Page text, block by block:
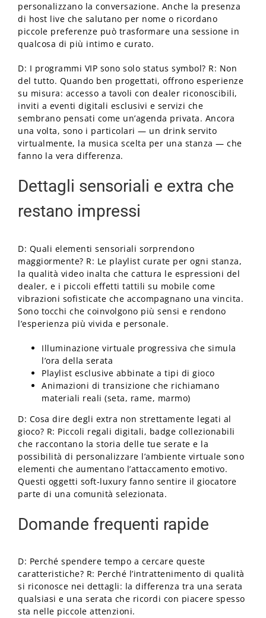
personalizzano la conversazione. Anche la presenza
di host live che salutano per nome o ricordano
piccole preferenze può trasformare una sessione in
qualcosa di più intimo e curato.
D: I programmi VIP sono solo status symbol? R: Non
del tutto. Quando ben progettati, offrono esperienze
su misura: accesso a tavoli con dealer riconoscibili,
inviti a eventi digitali esclusivi e servizi che
sembrano pensati come un’agenda privata. Ancora
una volta, sono i particolari — un drink servito
virtualmente, la musica scelta per una stanza — che
fanno la vera differenza.
Dettagli sensoriali e extra che
restano impressi
D: Quali elementi sensoriali sorprendono
maggiormente? R: Le playlist curate per ogni stanza,
la qualità video inalta che cattura le espressioni del
dealer, e i piccoli effetti tattili su mobile come
vibrazioni sofisticate che accompagnano una vincita.
Sono tocchi che coinvolgono più sensi e rendono
l’esperienza più vivida e personale.
Illuminazione virtuale progressiva che simula
l’ora della serata
Playlist esclusive abbinate a tipi di gioco
Animazioni di transizione che richiamano
materiali reali (seta, rame, marmo)
D: Cosa dire degli extra non strettamente legati al
gioco? R: Piccoli regali digitali, badge collezionabili
che raccontano la storia delle tue serate e la
possibilità di personalizzare l’ambiente virtuale sono
elementi che aumentano l’attaccamento emotivo.
Questi oggetti soft-luxury fanno sentire il giocatore
parte di una comunità selezionata.
Domande frequenti rapide
D: Perché spendere tempo a cercare queste
caratteristiche? R: Perché l’intrattenimento di qualità
si riconosce nei dettagli: la differenza tra una serata
qualsiasi e una serata che ricordi con piacere spesso
sta nelle piccole attenzioni.